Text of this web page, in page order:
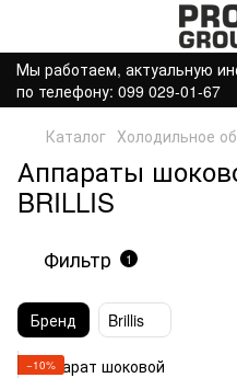
Мы работаем, актуальную
по телефону: 099 029-01-67
Каталог Холодильное
Аппараты
BRILLIS
Фильтр 1
Бренд Brillis
−10%